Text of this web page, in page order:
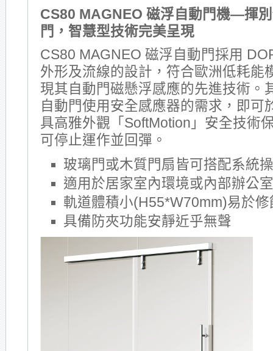
CS80 MAGNEO 磁浮自動門機—揮
門， 智慧型技術完美呈現
CS80 MAGNEO 磁浮自動門採用
外形及流線的設計，符合歐洲低耗能
現其自動門磁懸浮感應的先進技術。
自動門使用安全感應器的需求，即可
具高雅外觀「SoftMotion」安全技術
可停止運作並回彈。
玻璃門或木質門扇皆可搭配系統
適用於居家室內環境或內部辦公
軌道體積小(H55*W70mm)易於修
具備防夾功能安靜近乎無聲